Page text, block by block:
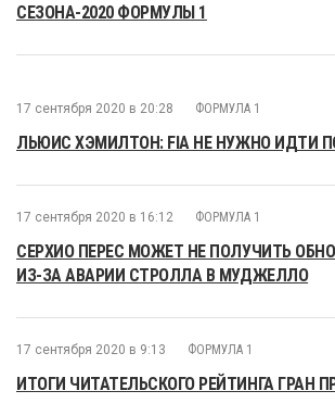
СЕЗОНА-2020 ФОРМУЛЫ 1
17 сентября 2020 в 20:28 ФОРМУЛА 1
ЛЬЮИС ХЭМИЛТОН: FIA НЕ НУЖНО ИДТИ
17 сентября 2020 в 16:12 ФОРМУЛА 1
СЕРХИО ПЕРЕС МОЖЕТ НЕ ПОЛУЧИТЬ
ИЗ-ЗА АВАРИИ СТРОЛЛА В МУДЖЕЛЛО
17 сентября 2020 в 9:13 ФОРМУЛА 1
ИТОГИ ЧИТАТЕЛЬСКОГО РЕЙТИНГА ГРАН